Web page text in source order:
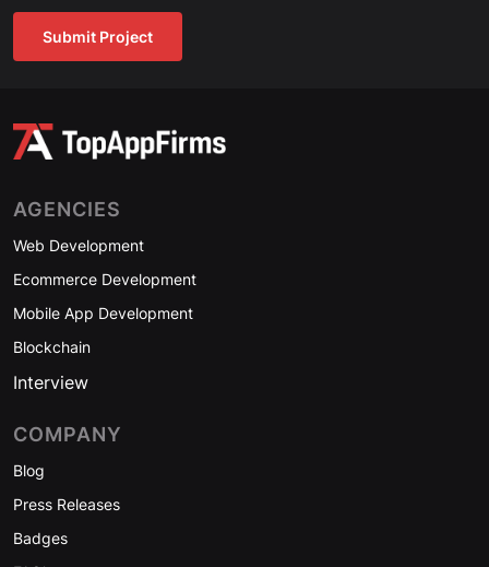
Submit Project
AGENCIES
Web Development
Ecommerce Development
Mobile App Development
Blockchain
Interview
COMPANY
Blog
Press Releases
Badges